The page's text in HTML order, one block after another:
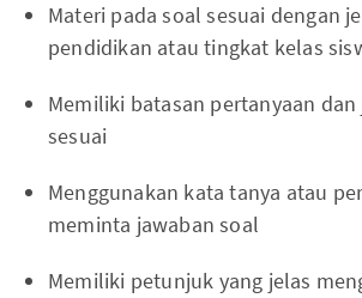
Materi pada soal sesuai dengan
pendidikan atau tingkat kelas
Memiliki batasan pertanyaan
sesuai
Menggunakan kata tanya atau
meminta jawaban soal
Memiliki petunjuk yang jelas